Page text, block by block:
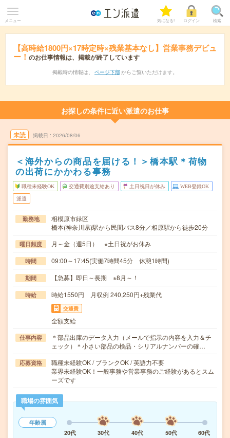
メニュー 気になる! ログイン 検索
【高時給1800円×17時定時×残業基本なし】営業事務デビュ
ー！ のお仕事情報は、掲載が終了しています
掲載時の情報は、 ページ下部 からご覧いただけます。
お探しの条件に近い派遣のお仕事
未読 掲載日 2026/08/06
＜海外からの商品を届ける！＞橋本駅＊荷物
の出荷にかかわる事務
職種未経験OK 交通費別途支給あり 土日祝日が休み WEB登録OK
派遣
勤務地
相模原市緑区
橋本(神奈川県)駅から民間バス8分／相原駅から徒歩20分
曜日頻度 月～金（週5日） ※土日祝がお休み
時間 09:00～17:45(実働7時間45分 休憩1時間)
期間 【急募】即日～長期 ※8月～！
時給 時給1550円 月収例 240,250円+残業代
交通費
全額支給
仕事内容
＊部品出庫のデータ入力（メールで指示の内容を入力＆チ
ェック）＊小さい部品の検品・シリアルナンバーの確…
応募資格
職種未経験OK / ブランクOK / 英語力不要
業界未経験OK！一般事務や営業事務のご経験があるとスム
ーズです
職場の雰囲気
年齢層
20代
30代 40代 50代
60代